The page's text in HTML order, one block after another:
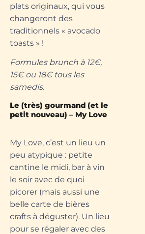
plats originaux, qui vous
changeront des
traditionnels « avocado
toasts » !
Formules brunch à 12€,
15€ ou 18€ tous les
samedis.
Le (très) gourmand (et le
petit nouveau) – My Love
My Love, c’est un lieu un
peu atypique : petite
cantine le midi, bar à vin
le soir avec de quoi
picorer (mais aussi une
belle carte de bières
crafts à déguster). Un lieu
pour se régaler avec des